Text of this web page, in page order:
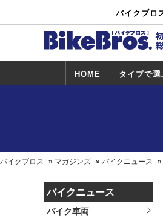
バイクブロ
HOME タイプで選
バイクブロス マガジンズ バイクニュース
バイクニュース
バイク車両